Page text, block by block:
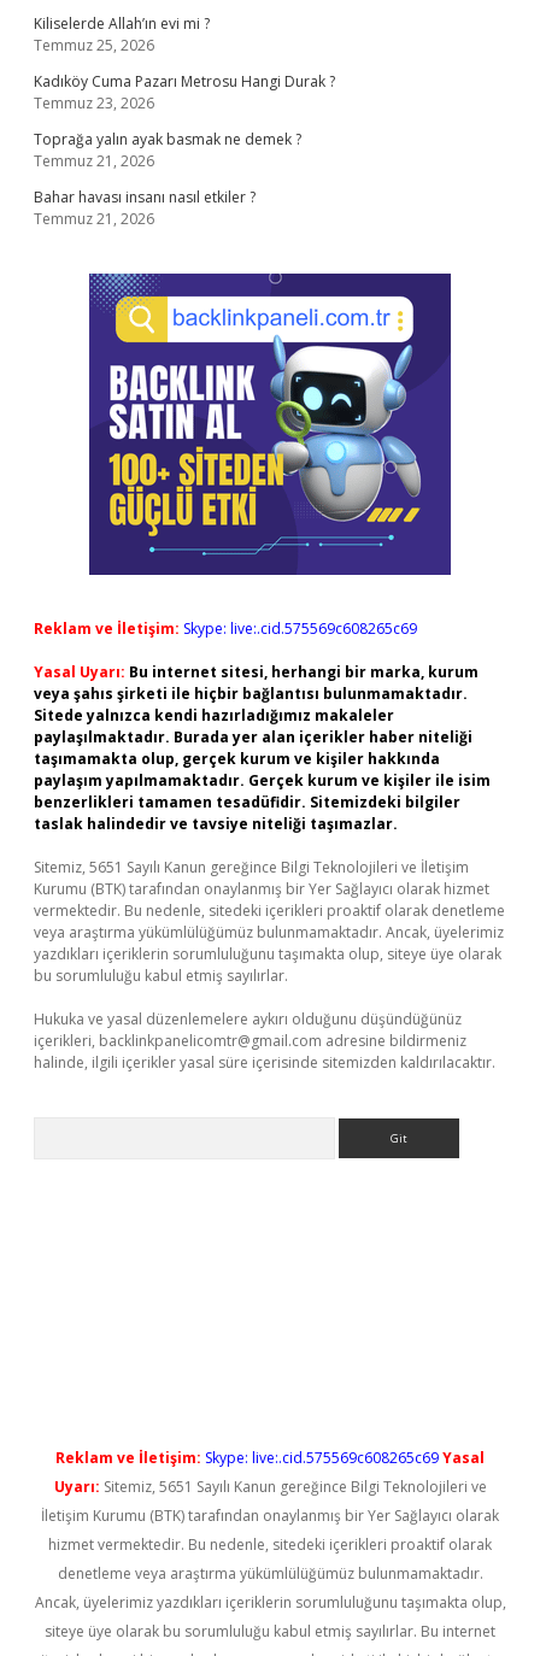
Kiliselerde Allah’ın evi mi ?
Temmuz 25, 2026
Kadıköy Cuma Pazarı Metrosu Hangi Durak ?
Temmuz 23, 2026
Toprağa yalın ayak basmak ne demek ?
Temmuz 21, 2026
Bahar havası insanı nasıl etkiler ?
Temmuz 21, 2026
Reklam ve İletişim: Skype: live:.cid.575569c608265c69
Yasal Uyarı: Bu internet sitesi, herhangi bir marka, kurum
veya şahıs şirketi ile hiçbir bağlantısı bulunmamaktadır.
Sitede yalnızca kendi hazırladığımız makaleler
paylaşılmaktadır. Burada yer alan içerikler haber niteliği
taşımamakta olup, gerçek kurum ve kişiler hakkında
paylaşım yapılmamaktadır. Gerçek kurum ve kişiler ile isim
benzerlikleri tamamen tesadüfidir. Sitemizdeki bilgiler
taslak halindedir ve tavsiye niteliği taşımazlar.
Sitemiz, 5651 Sayılı Kanun gereğince Bilgi Teknolojileri ve İletişim
Kurumu (BTK) tarafından onaylanmış bir Yer Sağlayıcı olarak hizmet
vermektedir. Bu nedenle, sitedeki içerikleri proaktif olarak denetleme
veya araştırma yükümlülüğümüz bulunmamaktadır. Ancak, üyelerimiz
yazdıkları içeriklerin sorumluluğunu taşımakta olup, siteye üye olarak
bu sorumluluğu kabul etmiş sayılırlar.
Hukuka ve yasal düzenlemelere aykırı olduğunu düşündüğünüz
içerikleri, backlinkpanelicomtr@gmail.com adresine bildirmeniz
halinde, ilgili içerikler yasal süre içerisinde sitemizden kaldırılacaktır.
Reklam ve İletişim: Skype: live:.cid.575569c608265c69Yasal
Uyarı: Sitemiz, 5651 Sayılı Kanun gereğince Bilgi Teknolojileri ve
İletişim Kurumu (BTK) tarafından onaylanmış bir Yer Sağlayıcı olarak
hizmet vermektedir. Bu nedenle, sitedeki içerikleri proaktif olarak
denetleme veya araştırma yükümlülüğümüz bulunmamaktadır.
Ancak, üyelerimiz yazdıkları içeriklerin sorumluluğunu taşımakta olup,
siteye üye olarak bu sorumluluğu kabul etmiş sayılırlar. Bu internet